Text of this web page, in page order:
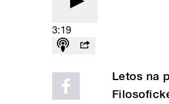
3:19
Letos na